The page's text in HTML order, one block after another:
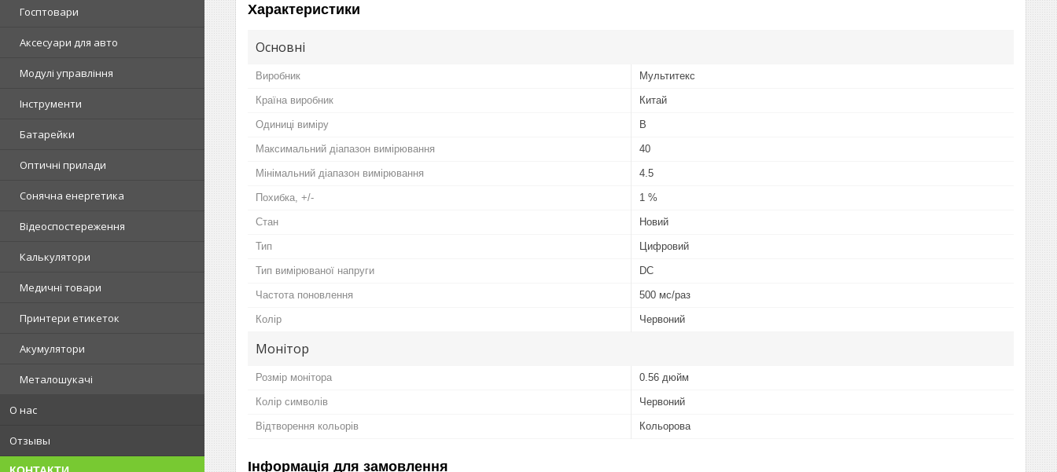
Госптовари
Аксесуари для авто
Модулі управління
Інструменти
Батарейки
Оптичні прилади
Сонячна енергетика
Відеоспостереження
Калькулятори
Медичні товари
Принтери етикеток
Акумулятори
Металошукачі
О нас
Отзывы
Характеристики
Основні
Виробник Мультитекс
Країна виробник Китай
Одиниці виміру В
Максимальний діапазон вимірювання 40
Мінімальний діапазон вимірювання 4.5
Похибка, +/- 1 %
Стан Новий
Тип Цифровий
Тип вимірюваної напруги DC
Частота поновлення 500 мс/раз
Колір Червоний
Монітор
Розмір монітора 0.56 дюйм
Колір символів Червоний
Відтворення кольорів Кольорова
Інформація для замовлення